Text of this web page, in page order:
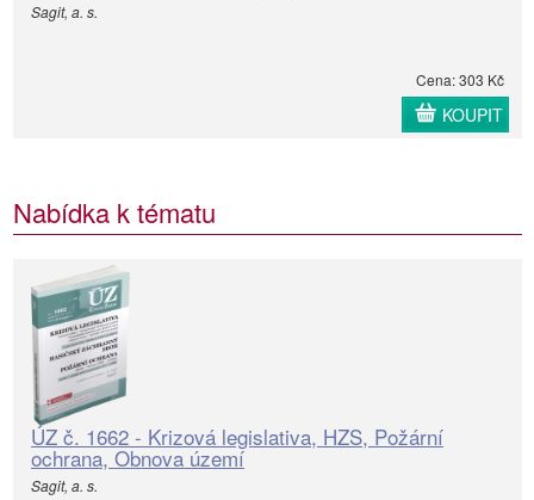
Sagit, a. s.
Cena: 303 Kč
KOUPIT
Nabídka k tématu
ÚZ č. 1662 - Krizová legislativa, HZS, Požární
ochrana, Obnova území
Sagit, a. s.